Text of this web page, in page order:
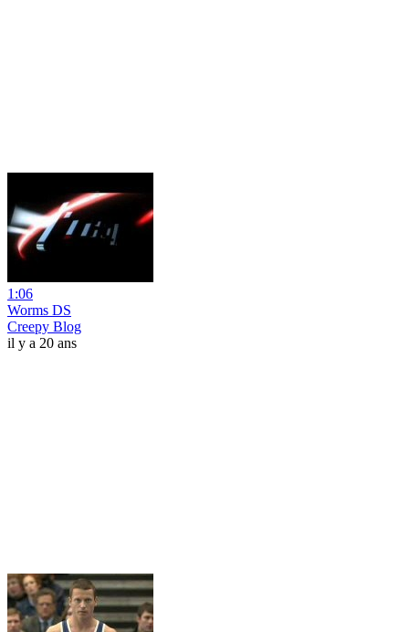
1:06
Worms DS
Creepy Blog
il y a 20 ans